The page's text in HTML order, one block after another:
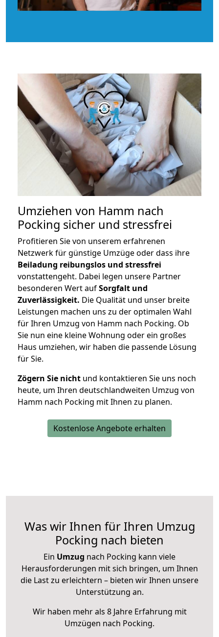
Umziehen von Hamm nach
Pocking sicher und stressfrei
Profitieren Sie von unserem erfahrenen
Netzwerk für günstige Umzüge oder dass ihre
Beiladung reibungslos und stressfrei
vonstattengeht. Dabei legen unsere Partner
besonderen Wert aufSorgfalt und
Zuverlässigkeit. Die Qualität und unser breite
Leistungen machen uns zu der optimalen Wahl
für Ihren Umzug von Hamm nach Pocking. Ob
Sie nun eine kleine Wohnung oder ein großes
Haus umziehen, wir haben die passende Lösung
für Sie.
Zögern Sie nicht und kontaktieren Sie uns noch
heute, um Ihren deutschlandweiten Umzug von
Hamm nach Pocking mit Ihnen zu planen.
Kostenlose Angebote erhalten
Was wir Ihnen für Ihren Umzug
Pocking nach bieten
Ein Umzug nach Pocking kann viele
Herausforderungen mit sich bringen, um Ihnen
die Last zu erleichtern – bieten wir Ihnen unsere
Unterstützung an.
Wir haben mehr als 8 Jahre Erfahrung mit
Umzügen nach Pocking.